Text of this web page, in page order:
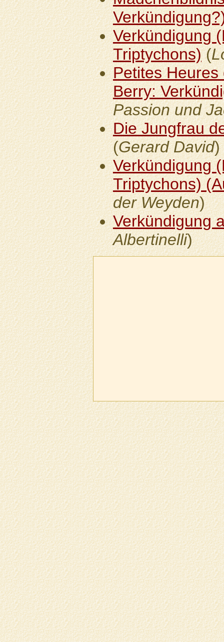
Verkündigung
Triptychons)(
Petites
Berry:
Passion und
Die Jungfrau
(Gerard David)
Verkündigung
Triptychons)
der Weyden)
Verkündigung
Albertinelli)